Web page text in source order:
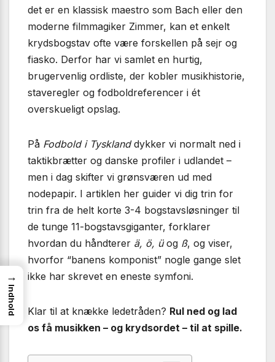
det er en klassisk maestro som Bach eller den
moderne filmmagiker Zimmer, kan et enkelt
krydsbogstav ofte være forskellen på sejr og
fiasko. Derfor har vi samlet en hurtig,
brugervenlig ordliste, der kobler musikhistorie,
staveregler og fodboldreferencer i ét
overskueligt opslag.
På Fodbold i Tysklanddykker vi normalt ned i
taktikbrætter og danske profiler i udlandet –
men i dag skifter vi grønsværen ud med
nodepapir. I artiklen her guider vi dig trin for
trin fra de helt korte 3-4 bogstavsløsninger til
de tunge 11-bogstavsgiganter, forklarer
hvordan du håndterer ä, ö, üog ß, og viser,
hvorfor “banens komponist” nogle gange slet
ikke har skrevet en eneste symfoni.
Klar til at knække ledetråden? Rul ned og lad
os få musikken – og krydsordet – til at spille.
→
Indhold